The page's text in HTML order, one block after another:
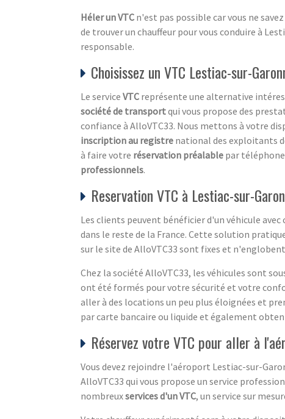
Héler un VTC n'est pas possible car vous ne
de trouver un chauffeur pour vous conduire à
responsable.
Choisissez un VTC Lestiac-sur-
Le service VTC représente une alternative
société de transportqui vous propose des
confiance à AlloVTC33. Nous mettons à votre
inscription au registre national des exploitants
à faire votre réservation préalable par
professionnels.
Reservation VTC à Lestiac-sur-
Les clients peuvent bénéficier d'un véhicule
dans le reste de la France. Cette solution
sur le site de AlloVTC33 sont fixes et
Chez la société AlloVTC33, les véhicules sont
ont été formés pour votre sécurité et votre
aller à des locations un peu plus éloignées et
par carte bancaire ou liquide et également
Réservez votre VTC pour aller à
Vous devez rejoindre l'aéroport Lestiac-sur-
AlloVTC33 qui vous propose un service
nombreuxservices d'un VTC, un service sur